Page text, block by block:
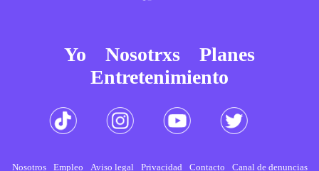
Yo Nosotrxs
Planes
Entretenimiento
Nosotros Empleo Aviso legal Privacidad Contacto Canal de denuncias